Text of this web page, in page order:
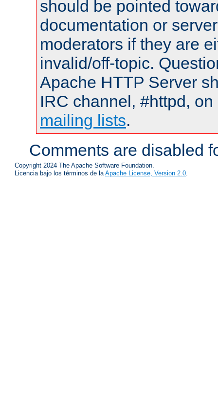
should be pointed
documentation or
moderators if they are
invalid/off-topic.
Apache HTTP Server
IRC channel, #httpd,
mailing lists.
Comments are disabled
Copyright 2024 The Apache Software Foundation.
Licencia bajo los términos de la Apache License, Version 2.0